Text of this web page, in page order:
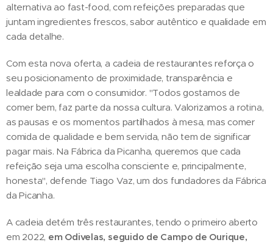
alternativa ao fast-food, com refeições preparadas que
juntam ingredientes frescos, sabor autêntico e qualidade em
cada detalhe.
Com esta nova oferta, a cadeia de restaurantes reforça o
seu posicionamento de proximidade, transparência e
lealdade para com o consumidor. "Todos gostamos de
comer bem, faz parte da nossa cultura. Valorizamos a rotina,
as pausas e os momentos partilhados à mesa, mas comer
comida de qualidade e bem servida, não tem de significar
pagar mais. Na Fábrica da Picanha, queremos que cada
refeição seja uma escolha consciente e, principalmente,
honesta", defende Tiago Vaz, um dos fundadores da Fábrica
da Picanha.
A cadeia detém três restaurantes, tendo o primeiro aberto
em 2022, em Odivelas, seguido de Campo de Ourique,